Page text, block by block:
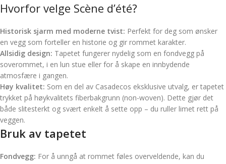
Hvorfor velge Scène d’été?
Historisk sjarm med moderne tvist: Perfekt for deg som ønsker
en vegg som forteller en historie og gir rommet karakter.
Allsidig design: Tapetet fungerer nydelig som en fondvegg på
soverommet, i en lun stue eller for å skape en innbydende
atmosfære i gangen.
Høy kvalitet: Som en del av Casadecos eksklusive utvalg, er tapetet
trykket på høykvalitets fiberbakgrunn (non-woven). Dette gjør det
både slitesterkt og svært enkelt å sette opp – du ruller limet rett på
veggen.
Bruk av tapetet
Fondvegg: For å unngå at rommet føles overveldende, kan du